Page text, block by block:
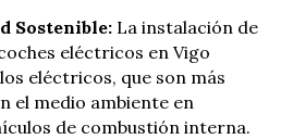
Sostenible: La instalación de
eléctricos en Vigo
eléctricos, que son más
el medio ambiente en
de combustión interna.